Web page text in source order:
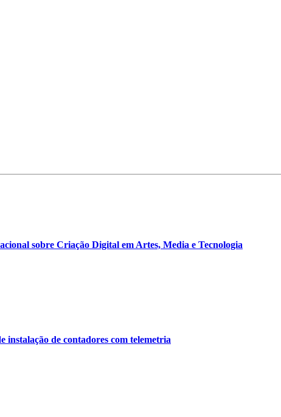
sobre Criação Digital em Artes, Media e Tecnologia
instalação de contadores com telemetria